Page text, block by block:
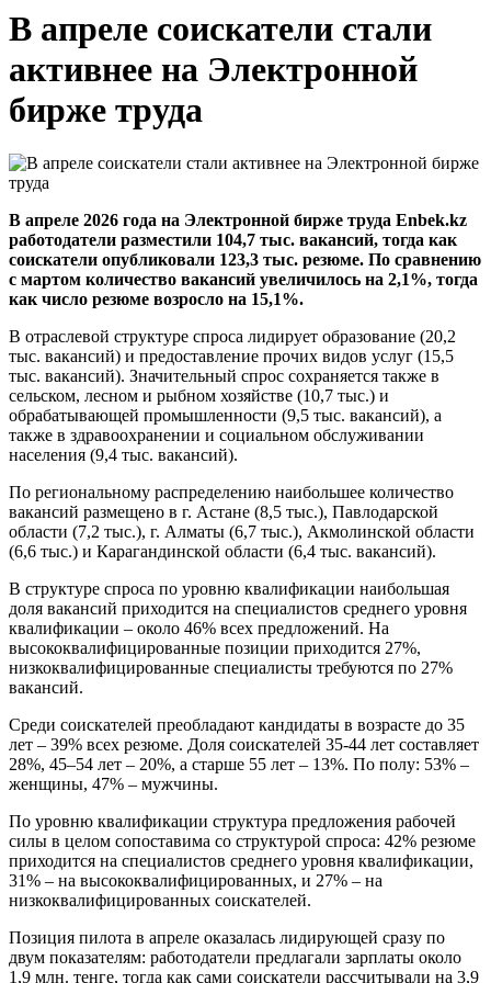
В апреле соискатели стали
активнее на Электронной
бирже труда
В апреле 2026 года на Электронной бирже труда Enbek.kz
работодатели разместили 104,7 тыс. вакансий, тогда как
соискатели опубликовали 123,3 тыс. резюме. По сравнению
с мартом количество вакансий увеличилось на 2,1%, тогда
как число резюме возросло на 15,1%.
В отраслевой структуре спроса лидирует образование (20,2
тыс. вакансий) и предоставление прочих видов услуг (15,5
тыс. вакансий). Значительный спрос сохраняется также в
сельском, лесном и рыбном хозяйстве (10,7 тыс.) и
обрабатывающей промышленности (9,5 тыс. вакансий), а
также в здравоохранении и социальном обслуживании
населения (9,4 тыс. вакансий).
По региональному распределению наибольшее количество
вакансий размещено в г. Астане (8,5 тыс.), Павлодарской
области (7,2 тыс.), г. Алматы (6,7 тыс.), Акмолинской области
(6,6 тыс.) и Карагандинской области (6,4 тыс. вакансий).
В структуре спроса по уровню квалификации наибольшая
доля вакансий приходится на специалистов среднего уровня
квалификации – около 46% всех предложений. На
высококвалифицированные позиции приходится 27%,
низкоквалифицированные специалисты требуются по 27%
вакансий.
Среди соискателей преобладают кандидаты в возрасте до 35
лет – 39% всех резюме. Доля соискателей 35-44 лет составляет
28%, 45–54 лет – 20%, а старше 55 лет – 13%. По полу: 53% –
женщины, 47% – мужчины.
По уровню квалификации структура предложения рабочей
силы в целом сопоставима со структурой спроса: 42% резюме
приходится на специалистов среднего уровня квалификации,
31% – на высококвалифицированных, и 27% – на
низкоквалифицированных соискателей.
Позиция пилота в апреле оказалась лидирующей сразу по
двум показателям: работодатели предлагали зарплаты около
1,9 млн. тенге, тогда как сами соискатели рассчитывали на 3,9